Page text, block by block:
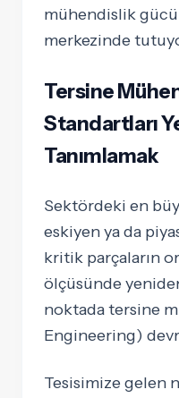
mühendislik
merkezinde
Tersine
Standartları
Tanımlamak
Sektördeki en
eskiyen ya da
kritik parçaların
ölçüsünde
noktada tersine
Engineering)
Tesisimize gelen